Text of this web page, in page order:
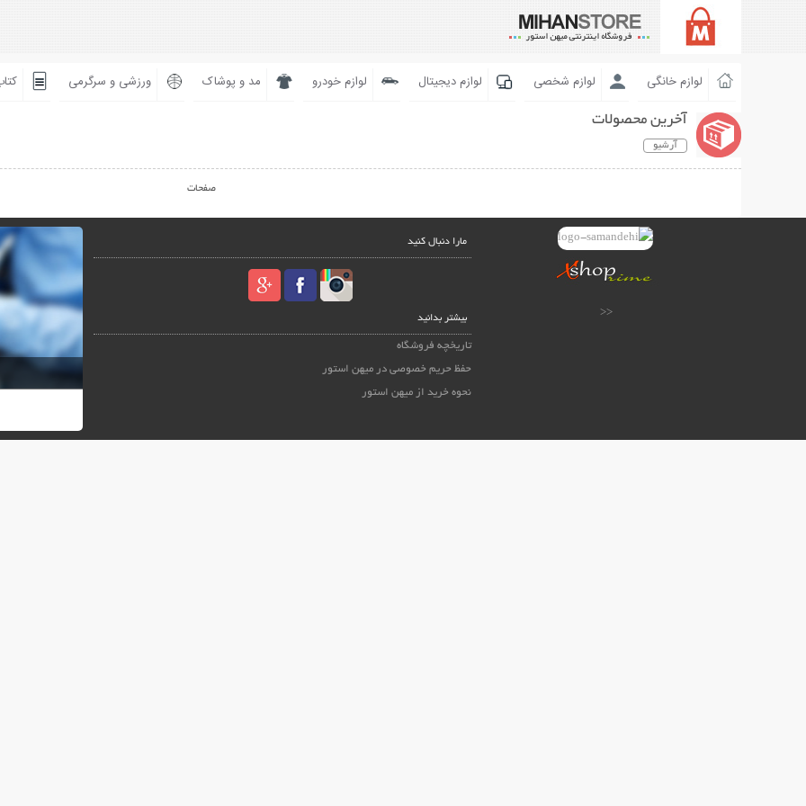
لوازم خانگی لوازم شخصی لوازم دیجیتال لوازم خودرو مد و پوشاک ورزشی و سرگرمی
آخرین محصولات
آرشیو
صفحات
<<
مارا دنبال کنید
بیشتر بدانید
تاریخچه فروشگاه
حفظ حریم خصوصی در میهن استور
نحوه خرید از میهن استور